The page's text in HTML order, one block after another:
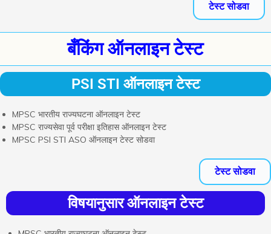
टेस्ट सोडवा
बँकिंग ऑनलाइन टेस्ट
PSI STI ऑनलाइन टेस्ट
MPSC भारतीय राज्यघटना ऑनलाइन टेस्ट
MPSC राज्यसेवा पूर्व परीक्षा इतिहास ऑनलाइन टेस्ट
MPSC PSI STI ASO ऑनलाइन टेस्ट सोडवा
टेस्ट सोडवा
विषयानुसार ऑनलाइन टेस्ट